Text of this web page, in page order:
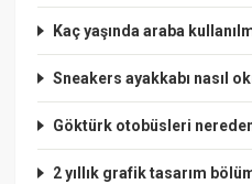
Kaç yaşında araba
Sneakers ayakkabı nasıl
Göktürk otobüsleri
2 yıllık grafik tasarım